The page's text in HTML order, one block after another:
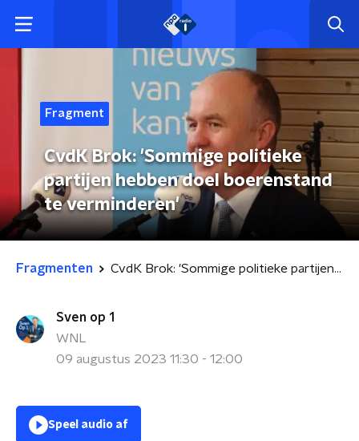
Fragment
CvdK Brok: 'Sommige politieke
partijen hebben doel boerenstand
te verminderen'
Fragmenten CvdK Brok: 'Sommige politieke partijen hebben doel boerenstand te verminderen'
Sven op 1
WNL
09 augustus 2023 11:30 - 12:00
Speel audio af